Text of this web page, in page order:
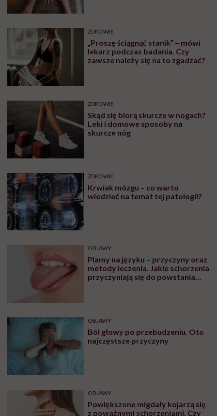
ZDROWIE
„Proszę ściągnąć stanik” – mówi
lekarz podczas badania. Czy
zawsze należy się na to zgadzać?
ZDROWIE
Skąd się biorą skurcze w nogach?
Leki i domowe sposoby na
skurcze nóg
ZDROWIE
Krwiak mózgu – co warto
wiedzieć na temat tej patologii?
OBJAWY
Plamy na języku – przyczyny oraz
metody leczenia. Jakie schorzenia
przyczyniają się do powstania
OBJAWY
Ból głowy po przebudzeniu. Oto
najczęstsze przyczyny
OBJAWY
Powiększone migdały kojarzą się
z poważnymi schorzeniami. Czy